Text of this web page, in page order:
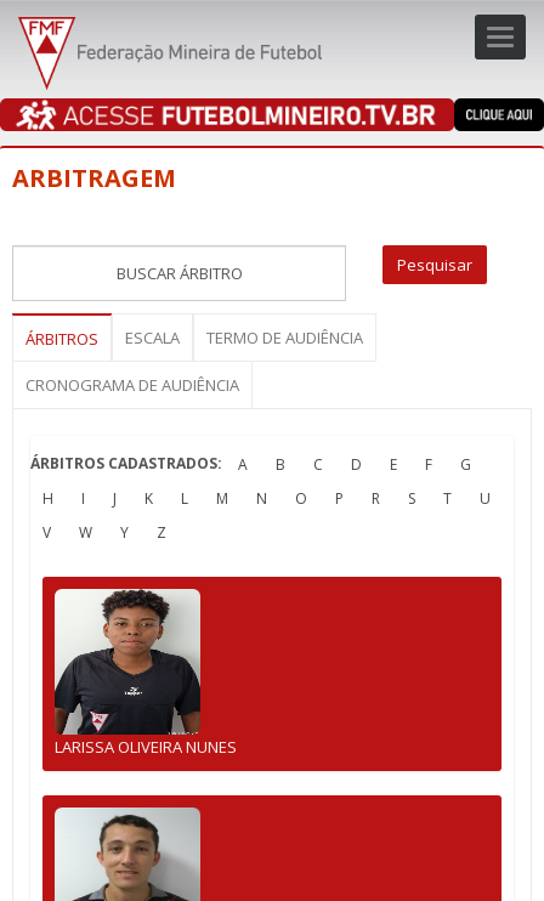
ARBITRAGEM
ÁRBITROS ESCALA TERMO DE AUDIÊNCIA
CRONOGRAMA DE AUDIÊNCIA
ÁRBITROS CADASTRADOS: A B C D E F
G
H
I J K L M N O P R S T
U
V
W Y Z
LARISSA OLIVEIRA NUNES